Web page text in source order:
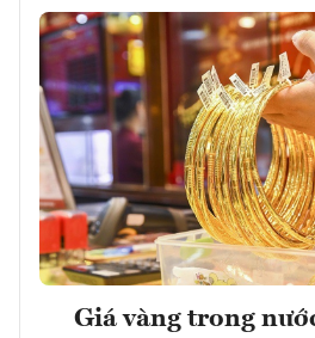
Giá vàng trong